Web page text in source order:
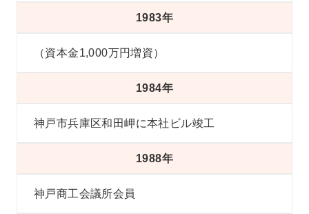
1983年
（資本金1,000万円増資）
1984年
神戸市兵庫区和田岬に本社ビル竣工
1988年
神戸商工会議所会員